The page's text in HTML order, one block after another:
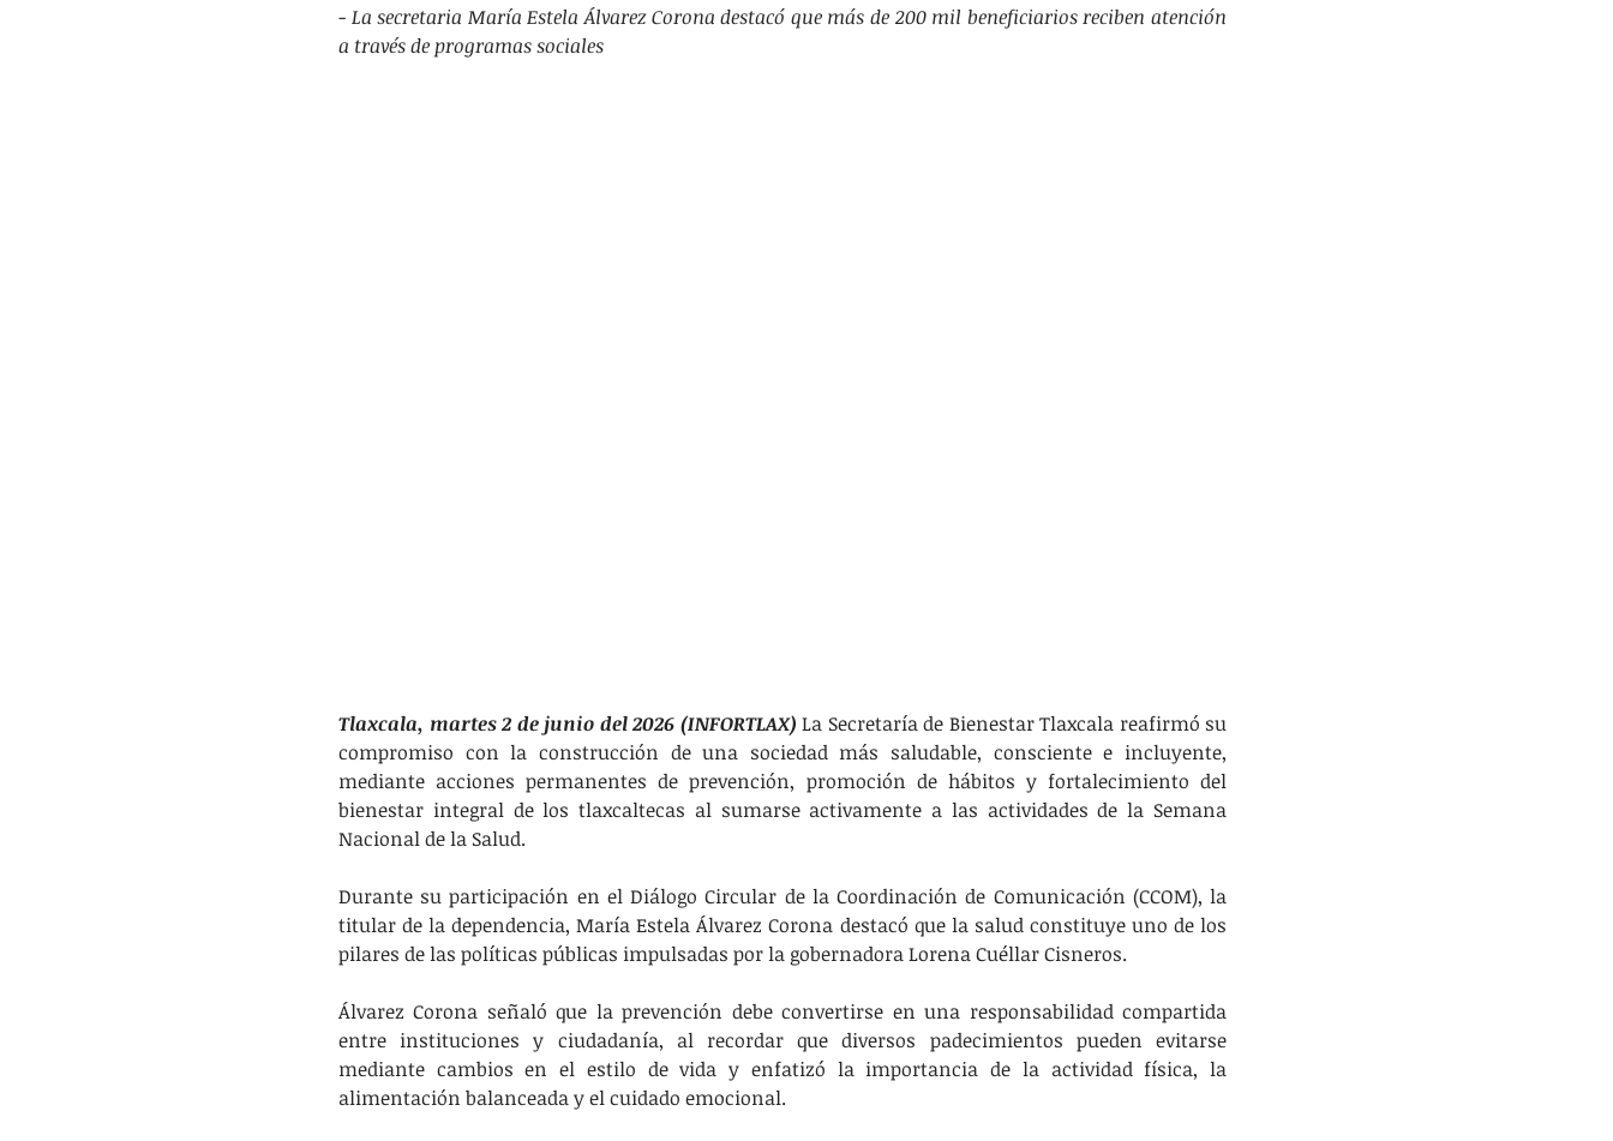
- La secretaria María Estela Álvarez Corona destacó que más de 200 mil beneficiarios reciben atención
a través de programas sociales
Tlaxcala, martes 2 de junio del 2026 (INFORTLAX) La Secretaría de Bienestar Tlaxcala reafirmó su
compromiso con la construcción de una sociedad más saludable, consciente e incluyente,
mediante acciones permanentes de prevención, promoción de hábitos y fortalecimiento del
bienestar integral de los tlaxcaltecas al sumarse activamente a las actividades de la Semana
Nacional de la Salud.
Durante su participación en el Diálogo Circular de la Coordinación de Comunicación (CCOM), la
titular de la dependencia, María Estela Álvarez Corona destacó que la salud constituye uno de los
pilares de las políticas públicas impulsadas por la gobernadora Lorena Cuéllar Cisneros.
Álvarez Corona señaló que la prevención debe convertirse en una responsabilidad compartida
entre instituciones y ciudadanía, al recordar que diversos padecimientos pueden evitarse
mediante cambios en el estilo de vida y enfatizó la importancia de la actividad física, la
alimentación balanceada y el cuidado emocional.